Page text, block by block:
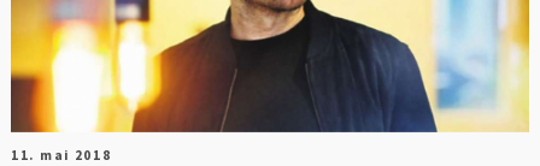
11. mai 2018